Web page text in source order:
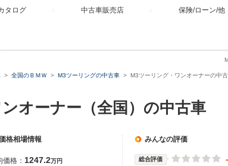
タログ 中古車販売店 保険/ローン/他
全国のＢＭＷ M3ツーリングの中古車 M3ツーリング・ワンオーナーの中
オーナー（全国）の中古車
格相場情報
価格： 1247.2万円
みんなの評価
総合評価